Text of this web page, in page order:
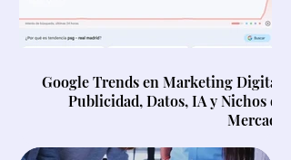
Google Trends en Marketing Digital,
Publicidad, Datos, IA y Nichos de
Mercado